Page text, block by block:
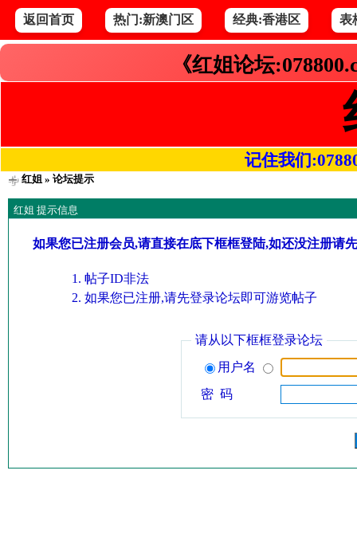
返回首页 热门:新澳门区 经典:香港区 表
《红姐论坛
记住我们
红姐» 论坛提示
红姐 提示信息
如果您已注册会员,请直接在底下框框登陆,如还没注册请
帖子ID非法
如果您已注册,请先登录论坛即可游览帖子
请从以下框框登录论坛
用户名
密 码